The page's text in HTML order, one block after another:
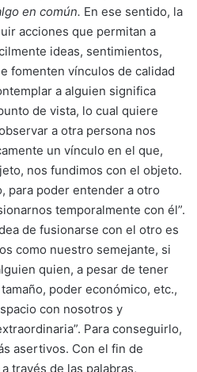
en común. En ese sentido, la
acciones que permitan a
ideas, sentimientos,
fomenten vínculos de calidad
a alguien significa
de vista, lo cual quiere
a otra persona nos
un vínculo en el que,
nos fundimos con el objeto.
para poder entender a otro
temporalmente con él”.
de fusionarse con el otro es
como nuestro semejante, si
quien, a pesar de tener
poder económico, etc.,
con nosotros y
Para conseguirlo,
asertivos. Con el fin de
través de las palabras,